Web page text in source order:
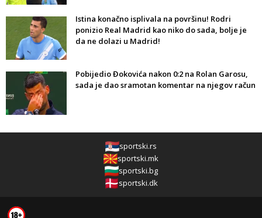
Istina konačno isplivala na površinu! Rodri
ponizio Real Madrid kao niko do sada, bolje je
da ne dolazi u Madrid!
Pobijedio Đokovića nakon 0:2 na Rolan Garosu,
sada je dao sramotan komentar na njegov račun
sportski.rs
sportski.mk
sportski.bg
sportski.dk